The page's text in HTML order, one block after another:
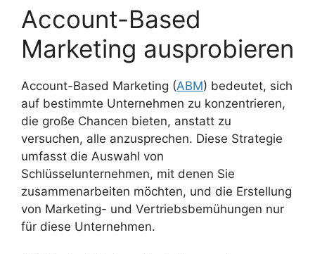
Account-Based ​​
Marketing ausprobieren
Account-Based Marketing (ABM) bedeutet, sich
auf bestimmte Unternehmen zu konzentrieren,
die große Chancen bieten, anstatt zu
versuchen, alle anzusprechen. Diese Strategie
umfasst die Auswahl von
Schlüsselunternehmen, mit denen Sie
zusammenarbeiten möchten, und die Erstellung
von Marketing- und Vertriebsbemühungen nur
für diese Unternehmen.